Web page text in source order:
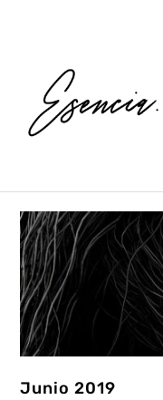
Junio 2019